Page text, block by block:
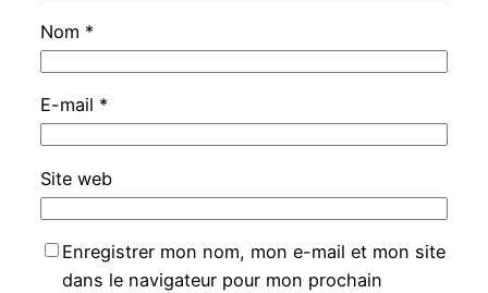
Nom *
E-mail *
Site web
Enregistrer mon nom, mon e-mail et mon site
dans le navigateur pour mon prochain